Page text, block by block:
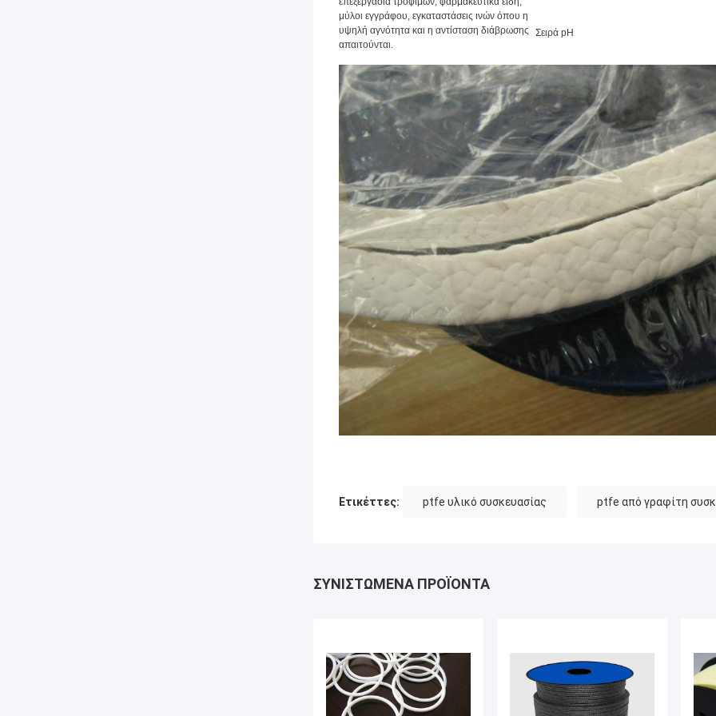
μύλοι εγγράφου, εγκαταστάσεις ινών όπου η
υψηλή αγνότητα και η αντίσταση διάβρωσης
απαιτούνται.
Σειρά pH
Ετικέττες: ptfe υλικό συσκευασίας ptfe από γραφίτη
ΣΥΝΙΣΤΏΜΕΝΑ ΠΡΟΪΌΝΤΑ